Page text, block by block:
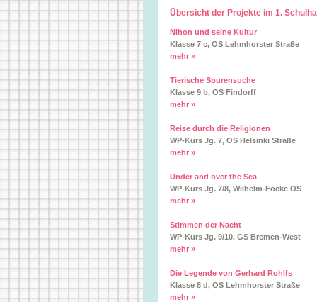
Übersicht der Projekte im 1.
Nihon und seine Kultur
Klasse 7 c, OS Lehmhorster Straße
mehr »
Tierische Spurensuche
Klasse 9 b, OS Findorff
mehr »
Reise durch die Religionen
WP-Kurs Jg. 7, OS Helsinki Straße
mehr »
Under and over the Sea
WP-Kurs Jg. 7/8, Wilhelm-Focke OS
mehr »
Stimmen der Nacht
WP-Kurs Jg. 9/10, GS Bremen-West
mehr »
Die Legende von Gerhard Rohlfs
Klasse 8 d, OS Lehmhorster Straße
mehr »